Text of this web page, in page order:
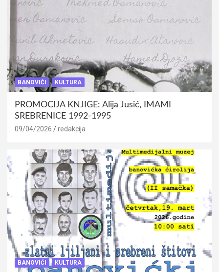
BANOVIĆI KULTURA
PROMOCIJA KNJIGE: Alija Jusić, IMAMI
SREBRENICE 1992-1995
09/04/2026 redakcija
BANOVIĆI KULTURA